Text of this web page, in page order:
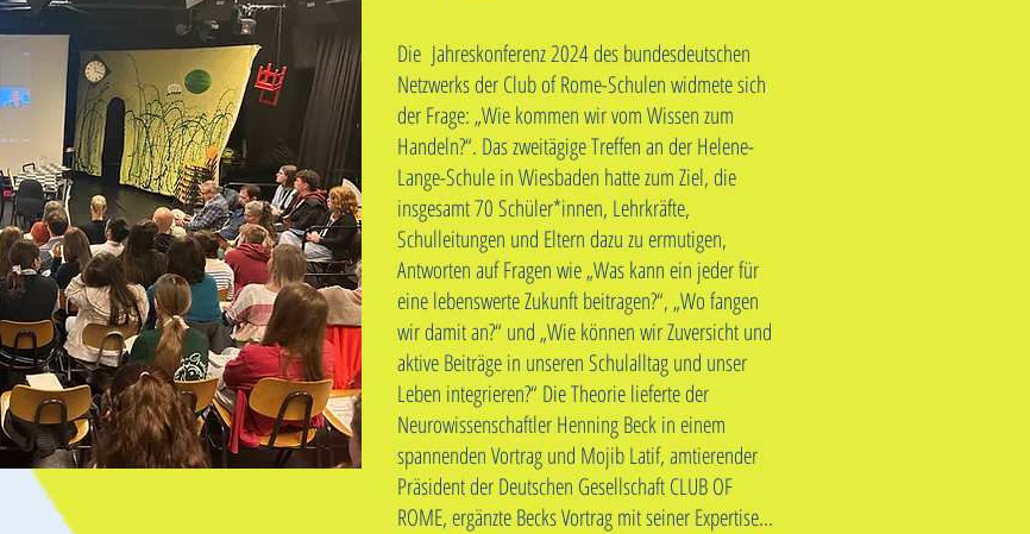
Die Jahreskonferenz 2024 des bundesdeutschen
Netzwerks der Club of Rome-Schulen widmete sich
der Frage: „Wie kommen wir vom Wissen zum
Handeln?“. Das zweitägige Treffen an der Helene-
Lange-Schule in Wiesbaden hatte zum Ziel, die
insgesamt 70 Schüler*innen, Lehrkräfte,
Schulleitungen und Eltern dazu zu ermutigen,
Antworten auf Fragen wie „Was kann ein jeder für
eine lebenswerte Zukunft beitragen?“, „Wo fangen
wir damit an?“ und „Wie können wir Zuversicht und
aktive Beiträge in unseren Schulalltag und unser
Leben integrieren?“ Die Theorie lieferte der
Neurowissenschaftler Henning Beck in einem
spannenden Vortrag und Mojib Latif, amtierender
Präsident der Deutschen Gesellschaft CLUB OF
ROME, ergänzte Becks Vortrag mit seiner Expertise...